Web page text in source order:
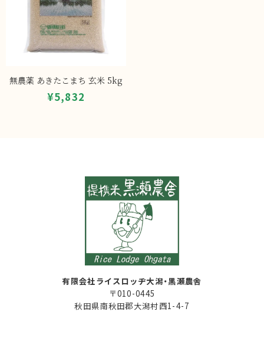
無農薬 あきたこまち 玄米 5kg
¥5,832
有限会社ライスロッヂ大潟・黒瀬農舎
〒010-0445
秋田県南秋田郡大潟村西1-4-7